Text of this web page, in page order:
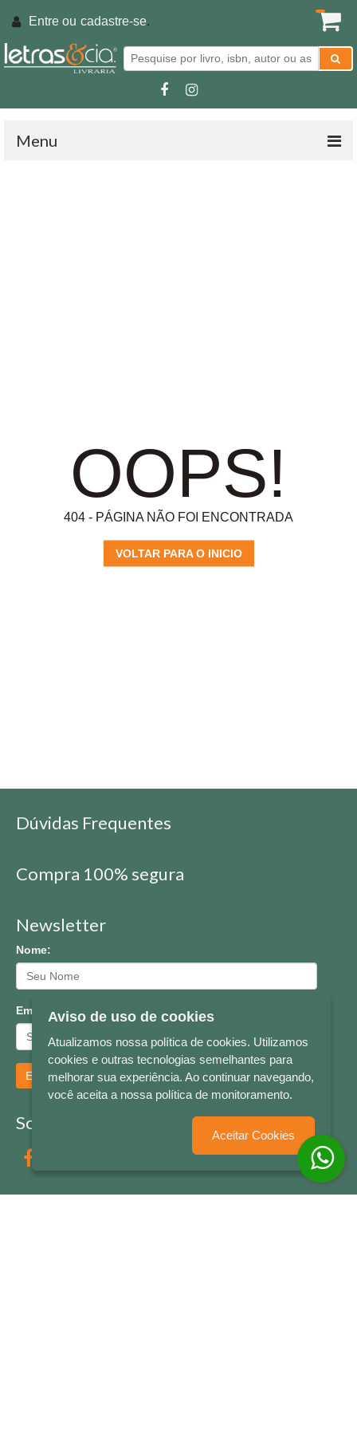
Entre ou cadastre-se.
Menu
OOPS!
404 - PÁGINA NÃO FOI ENCONTRADA
VOLTAR PARA O INICIO
Dúvidas Frequentes
Compra 100% segura
Newsletter
Nome:
Email:
Enviar
Socialize conosco
Aviso de uso de cookies
Atualizamos nossa política de cookies. Utilizamos
cookies e outras tecnologias semelhantes para
melhorar sua experiência. Ao continuar navegando,
você aceita a nossa política de monitoramento.
Aceitar Cookies